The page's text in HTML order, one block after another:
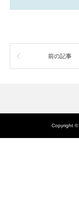
前の記事
Copyright ©